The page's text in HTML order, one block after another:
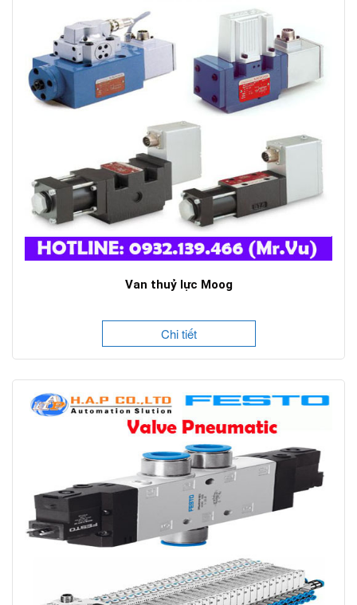
Van thuỷ lực Moog
Chi tiết